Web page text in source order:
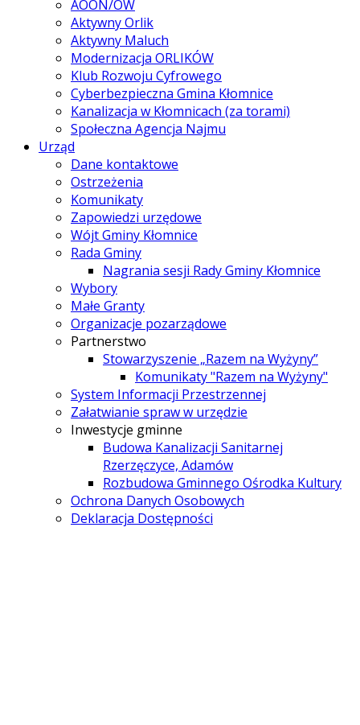
AOON/OW
Aktywny Orlik
Aktywny Maluch
Modernizacja ORLIKÓW
Klub Rozwoju Cyfrowego
Cyberbezpieczna Gmina Kłomnice
Kanalizacja w Kłomnicach (za torami)
Społeczna Agencja Najmu
Urząd
Dane kontaktowe
Ostrzeżenia
Komunikaty
Zapowiedzi urzędowe
Wójt Gminy Kłomnice
Rada Gminy
Nagrania sesji Rady Gminy Kłomnice
Wybory
Małe Granty
Organizacje pozarządowe
Partnerstwo
Stowarzyszenie „Razem na Wyżyny”
Komunikaty "Razem na Wyżyny"
System Informacji Przestrzennej
Załatwianie spraw w urzędzie
Inwestycje gminne
Budowa Kanalizacji Sanitarnej
Rzerzęczyce, Adamów
Rozbudowa Gminnego Ośrodka Kultury
Ochrona Danych Osobowych
Deklaracja Dostępności